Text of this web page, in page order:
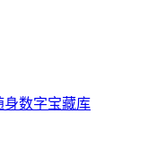
身数字宝藏库